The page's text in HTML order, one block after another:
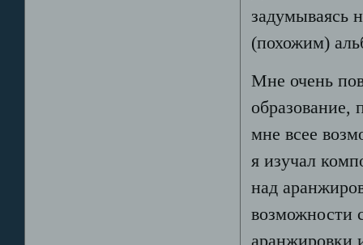
задумываясь
(похожим)
Мне очень
образование,
мне всее
я изучал
над
возможности
аранжировки